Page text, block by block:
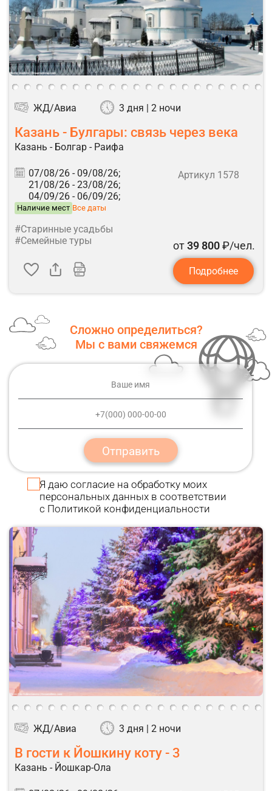
ЖД/Авиа 3 дня | 2 ночи
Казань - Булгары: связь через века
Казань - Болгар - Раифа
07/08/26 - 09/08/26;
21/08/26 - 23/08/26;
04/09/26 - 06/09/26;
Наличие мест Все даты
Артикул 1578
#Старинные усадьбы
#Семейные туры
от39 800₽/чел.
Подробнее
Сложно определиться?
Мы с вами свяжемся
Отправить
Я даю согласиена обработку моих
персональных данных в соответствии
с Политикой конфиденциальности
ЖД/Авиа 3 дня | 2 ночи
В гости к Йошкину коту - 3
Казань - Йошкар-Ола